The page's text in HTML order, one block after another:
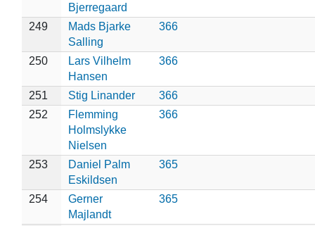
Bjerregaard
249
Mads Bjarke
Salling
366
250
Lars Vilhelm
Hansen
366
251 Stig Linander
366
252
Flemming
Holmslykke
Nielsen
366
253
Daniel Palm
Eskildsen
365
254
Gerner
Majlandt
365